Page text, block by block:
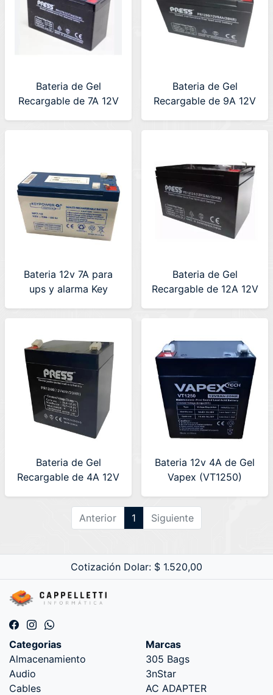
Bateria de Gel
Recargable de 7A 12V
Bateria de Gel
Recargable de 9A 12V
Bateria 12v 7A para
ups y alarma Key
Bateria de Gel
Recargable de 12A 12V
Bateria de Gel
Recargable de 4A 12V
Bateria 12v 4A de Gel
Vapex (VT1250)
Anterior 1 Siguiente
Cotización Dolar: $ 1.520,00
Categorias
Almacenamiento
Audio
Cables
Marcas
305 Bags
3nStar
AC ADAPTER